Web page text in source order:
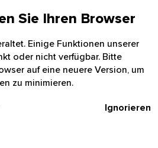
Sie Ihren Browser
Einige Funktionen unserer
oder nicht verfügbar. Bitte
auf eine neuere Version, um
zu minimieren.
Ignorieren